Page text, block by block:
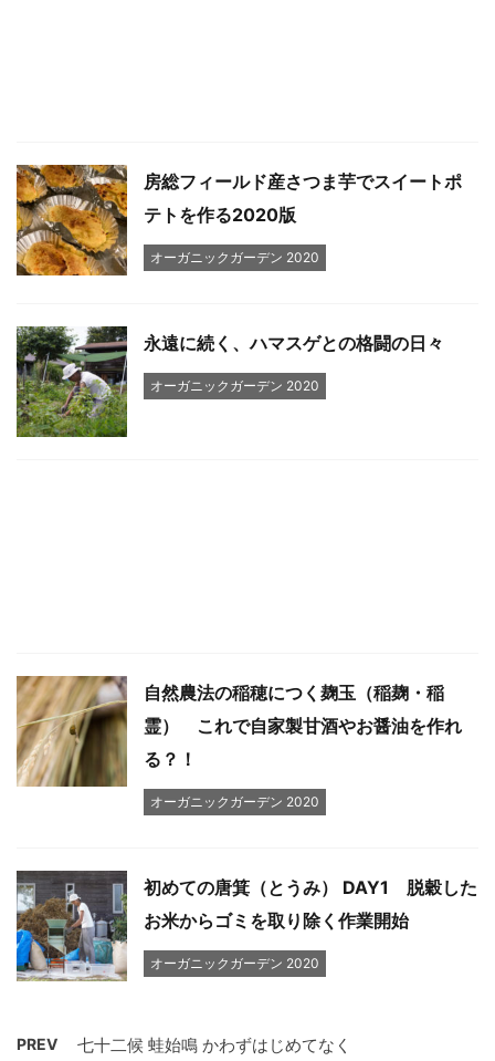
房総フィールド産さつま芋でスイートポ
テトを作る2020版
オーガニックガーデン 2020
永遠に続く、ハマスゲとの格闘の日々
オーガニックガーデン 2020
自然農法の稲穂につく麹玉（稲麹・稲
霊） これで自家製甘酒やお醤油を作れ
る？！
オーガニックガーデン 2020
初めての唐箕（とうみ） DAY1 脱穀した
お米からゴミを取り除く作業開始
オーガニックガーデン 2020
PREV 七十二候 蛙始鳴 かわずはじめてなく